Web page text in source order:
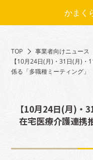
かまく
TOP
事業者向けニュース
【10月24日(月)・31日(月)
係る「多職種ミーティング」
【10月24日(月)
在宅医療介護連携